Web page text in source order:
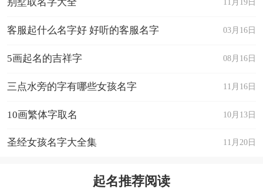
11月19日
别墅取名字大全
03月16日
客服起什么名字好 好听的客服名字
08月16日
5画起名的吉祥字
11月16日
三点水旁的字有哪些女孩名字
10月13日
10画繁体字取名
11月20日
圣经女孩名字大全集
起名推荐阅读